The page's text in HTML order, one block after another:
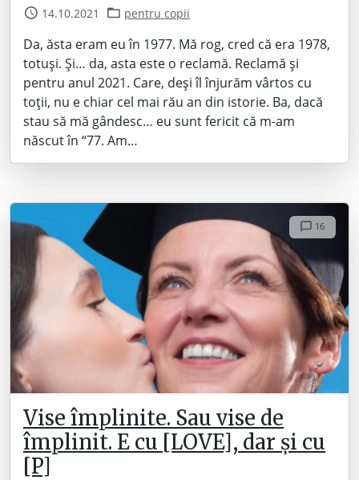
14.10.2021 pentru copii
Da, ăsta eram eu în 1977. Mă rog, cred că era 1978,
totuși. Și… da, asta este o reclamă. Reclamă și
pentru anul 2021. Care, deși îl înjurăm vârtos cu
toții, nu e chiar cel mai rău an din istorie. Ba, dacă
stau să mă gândesc… eu sunt fericit că m-am
născut în ‘‘77. Am…
16
Vise împlinite. Sau vise de
împlinit. E cu [LOVE], dar și cu
[P]